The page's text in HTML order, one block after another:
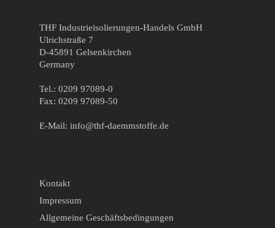
THF Industrieisolierungen-Handels GmbH
Ulrichstraße 7
D-45891 Gelsenkirchen
Germany
Tel.: 0209 97089-0
Fax: 0209 97089-50
E-Mail: info@thf-daemmstoffe.de
Kontakt
Impressum
Allgemeine Geschäftsbedingungen